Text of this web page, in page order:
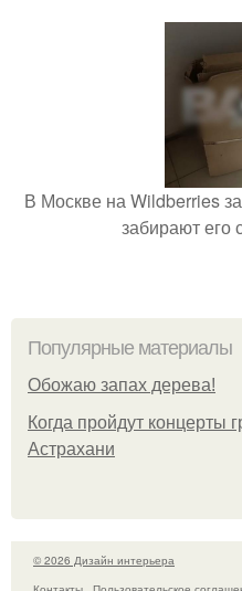
В Москве на Wildberries
забирают его
Популярные материалы
Обожaю зaпах деpева!
Когда пройдут концерты
Астрахани
© 2026 Дизайн интерьера